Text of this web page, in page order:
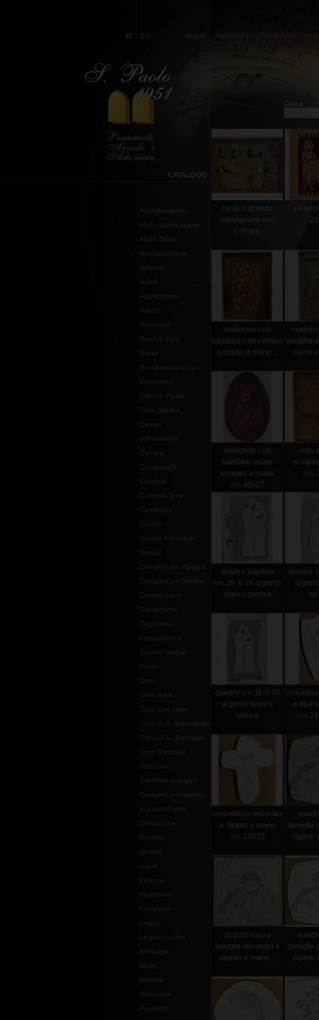
IT EN HOME PRODOTTI CHI SIAMO
Cerca:
CATALOGO
Abbigliamento
Abito francescano
Abito Talare
Acquasantiere
Ampolle
Anelli
Applicazioni
Arazzi
Aspersori
Bordi e Pizzi
Borse
Borse elemosina-
Portacalici
Calici e Pissidi
Calici Molina
Campanelli
Candele
Candele finte
Candelieri
Casule
Casule Pietrobon
Cingoli
Completi da Viaggio
Completi per Messa
Completi per
Sacramenti
Copertine
Copriamboni
Corone statue
Cotte
Croci
Croci Astili
Croci con base
Croci di S. Benedetto
Croci di S. Damiano
Croci Pettorali
Croci Tau
Crocifissi in legno
Completi per messa
in punto Assisi
Dalmatiche
Ex Voto
gemelli
Leggii
Legno di olivo
Medaglie
Mitrie
Natività
Ostensori
Pastorali
cantico grande
rettangolare con
cornice
madonna con
bambino con cornice
scolpita a mano...
scolpita
mano
madonna con
bambino ovale
scolpita a mano
cm.40x27
volto
quadro tulipano
cm.26 X 18 argento
bianco tortora
quadro
quadro cm.11 X 30
argento bianco
tortora
e
crocefisso decorato
e dipinto a mano
cm.23X15
famiglia
dipinto
quadro sacra
famiglia decorato e
dipinto a mano...
famiglia
dipinto